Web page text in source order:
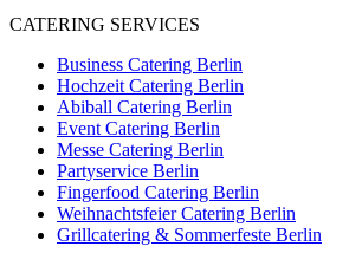
CATERING SERVICES
Business Catering Berlin
Hochzeit Catering Berlin
Abiball Catering Berlin
Event Catering Berlin
Messe Catering Berlin
Partyservice Berlin
Fingerfood Catering Berlin
Weihnachtsfeier Catering Berlin
Grillcatering & Sommerfeste Berlin